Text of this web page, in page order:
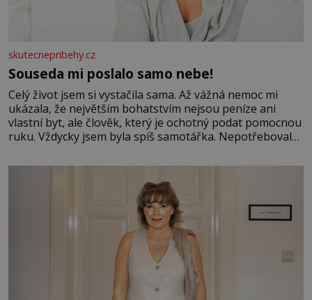
skutecnepribehy.cz
Souseda mi poslalo samo nebe!
Celý život jsem si vystačila sama. Až vážná nemoc mi
ukázala, že největším bohatstvím nejsou peníze ani
vlastní byt, ale člověk, který je ochotný podat pomocnou
ruku. Vždycky jsem byla spíš samotářka. Nepotřebovala
mi knihy, práce a hlavně klid. Hned po studiích jsem